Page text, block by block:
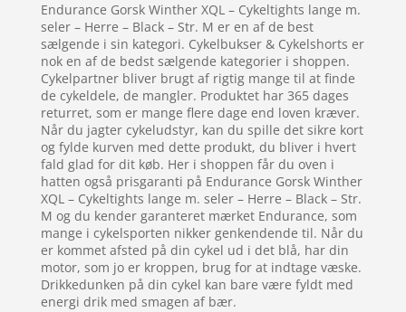
Endurance Gorsk Winther XQL – Cykeltights lange m.
seler – Herre – Black – Str. M er en af de best
sælgende i sin kategori. Cykelbukser & Cykelshorts er
nok en af de bedst sælgende kategorier i shoppen.
Cykelpartner bliver brugt af rigtig mange til at finde
de cykeldele, de mangler. Produktet har 365 dages
returret, som er mange flere dage end loven kræver.
Når du jagter cykeludstyr, kan du spille det sikre kort
og fylde kurven med dette produkt, du bliver i hvert
fald glad for dit køb. Her i shoppen får du oven i
hatten også prisgaranti på Endurance Gorsk Winther
XQL – Cykeltights lange m. seler – Herre – Black – Str.
M og du kender garanteret mærket Endurance, som
mange i cykelsporten nikker genkendende til. Når du
er kommet afsted på din cykel ud i det blå, har din
motor, som jo er kroppen, brug for at indtage væske.
Drikkedunken på din cykel kan bare være fyldt med
energi drik med smagen af bær.